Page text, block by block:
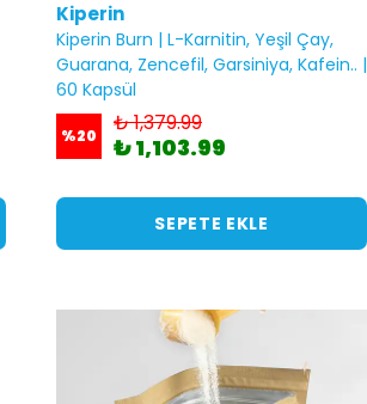
Kiperin
Kiperin Burn | L-Karnitin, Yeşil Çay,
Guarana, Zencefil, Garsiniya, Kafein.. |
60 Kapsül
%20 ₺ 1,379.99
₺ 1,103.99
SEPETE EKLE